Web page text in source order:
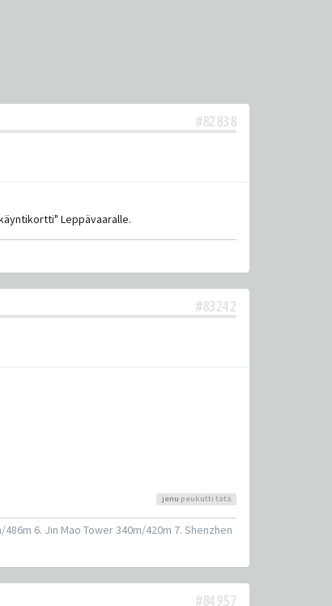
#82838
Leppävaaralle.
#83242
jenu peukutti tätä
6. Jin Mao Tower 340m/420m 7. Shenzhen
#84957